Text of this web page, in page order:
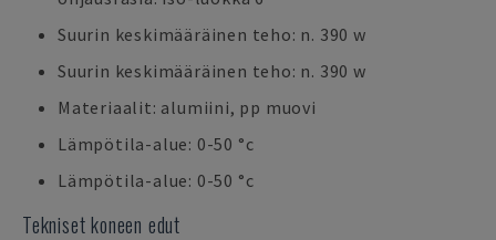
Suurin keskimääräinen teho: n. 390 w
Suurin keskimääräinen teho: n. 390 w
Materiaalit: alumiini, pp muovi
Lämpötila-alue: 0-50 °c
Lämpötila-alue: 0-50 °c
Tekniset koneen edut